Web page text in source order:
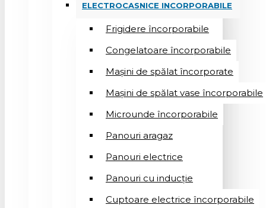
ELECTROCASNICE INCORPORABILE
Frigidere încorporabile
Congelatoare încorporabile
Mașini de spălat încorporate
Mașini de spălat vase încorporabile
Microunde încorporabile
Panouri aragaz
Panouri electrice
Panouri cu inducție
Cuptoare electrice încorporabile